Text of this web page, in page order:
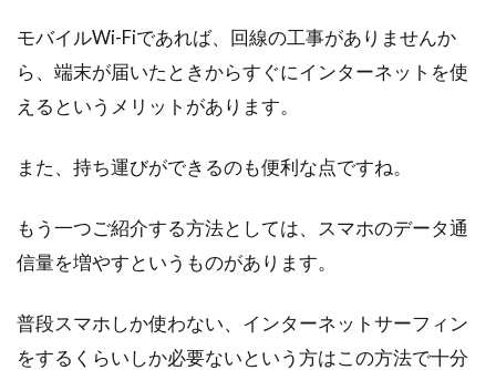
モバイルWi-Fiであれば、回線の工事がありませんか
ら、端末が届いたときからすぐにインターネットを使
えるというメリットがあります。
また、持ち運びができるのも便利な点ですね。
もう一つご紹介する方法としては、スマホのデータ通
信量を増やすというものがあります。
普段スマホしか使わない、インターネットサーフィン
をするくらいしか必要ないという方はこの方法で十分